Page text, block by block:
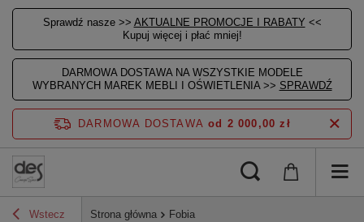
Sprawdź nasze >> AKTUALNE PROMOCJE I RABATY <<
Kupuj więcej i płać mniej!
DARMOWA DOSTAWA NA WSZYSTKIE MODELE
WYBRANYCH MAREK MEBLI I OŚWIETLENIA >> SPRAWDŹ
DARMOWA DOSTAWA od 2 000,00 zł
Wstecz Strona główna Fobia